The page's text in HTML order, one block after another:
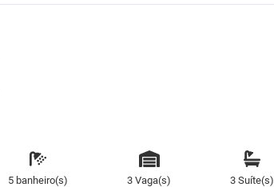
5 banheiro(s) 3 Vaga(s) 3 Suíte(s)